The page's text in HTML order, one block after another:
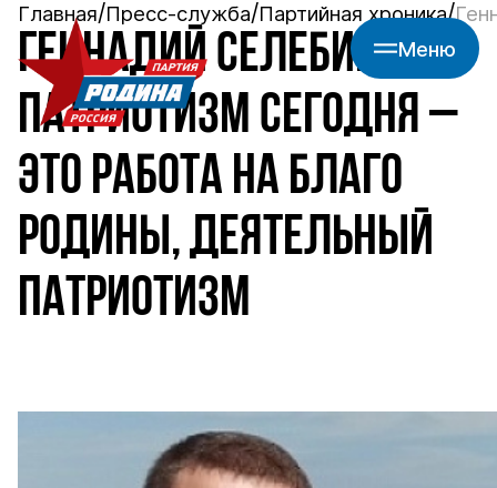
Меню
Главная Пресс-служба Партийная хроника
ГЕННАДИЙ СЕЛЕБИН:
ПАТРИОТИЗМ СЕГОДНЯ –
ЭТО РАБОТА НА БЛАГО
РОДИНЫ, ДЕЯТЕЛЬНЫЙ
ПАТРИОТИЗМ